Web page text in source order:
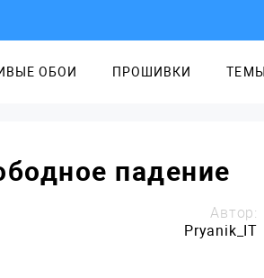
ОБОИ ПРОШИВКИ ТЕМЫ
падение
Автор:
Pryanik_IT